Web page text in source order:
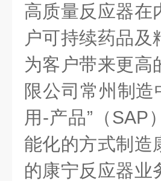
高质量反应器在
户可持续药品及
为客户带来更高
限公司 常州制造
用 -产品” （SAP）
能化的方式制造
的康宁反应器业